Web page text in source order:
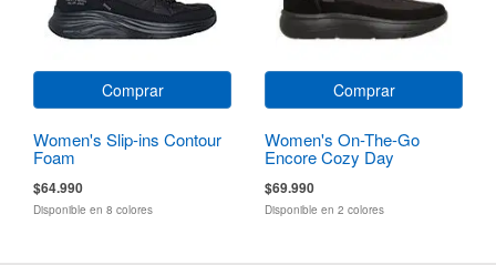
Comprar
Women's Slip-ins Contour
Foam
$64.990
Disponible en 8 colores
Comprar
Women's On-The-Go
Encore Cozy Day
$69.990
Disponible en 2 colores